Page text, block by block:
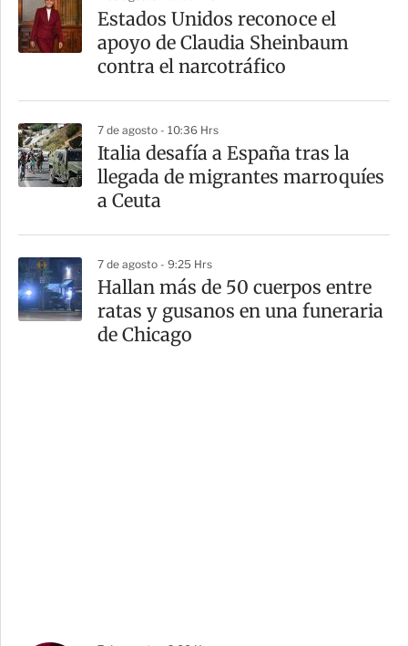
Estados Unidos reconoce el
apoyo de Claudia Sheinbaum
contra el narcotráfico
7 de agosto - 10:36 Hrs
Italia desafía a España tras la
llegada de migrantes marroquíes
a Ceuta
7 de agosto - 9:25 Hrs
Hallan más de 50 cuerpos entre
ratas y gusanos en una funeraria
de Chicago